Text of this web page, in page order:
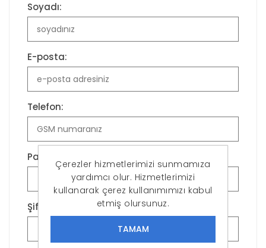
Soyadı:
E-posta:
Telefon:
Parola:
Şifreyi Onayla:
Çerezler hizmetlerimizi sunmamıza
yardımcı olur. Hizmetlerimizi
kullanarak çerez kullanımımızı kabul
etmiş olursunuz.